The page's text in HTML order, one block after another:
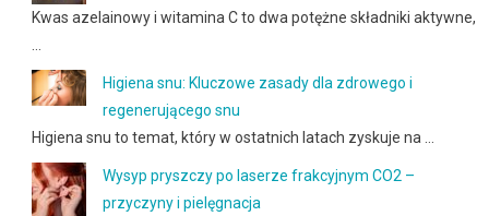
Kwas azelainowy i witamina C to dwa potężne składniki aktywne,
Higiena snu: Kluczowe zasady dla zdrowego i
regenerującego snu
Higiena snu to temat, który w ostatnich latach zyskuje na …
Wysyp pryszczy po laserze frakcyjnym CO2 –
przyczyny i pielęgnacja